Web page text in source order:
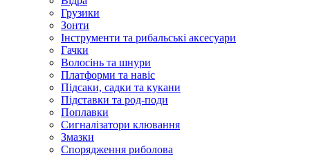
Грузики
Зонти
Інструменти та рибальські аксесуари
Гачки
Волосінь та шнури
Платформи та навіс
Підсаки, садки та кукани
Підставки та род-поди
Поплавки
Сигналізатори клювання
Змазки
Спорядження риболова